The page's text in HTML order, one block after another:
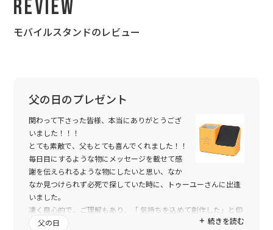
Review
モバイルスタンドのレビュー
父の日のプレゼント
関わって下さった皆様、本当にありがとうござ
いました！！！
とても素敵で、父もとても喜んでくれました！！
毎日目にするような物にメッセージを載せて感
謝を伝えられるような物にしたいと思い、なか
なか見つけられず必死で探していた時に、トゥーユーさんに出逢
いました。
凄く良心的で、ご理解もあり、「 気持ちを込めて創作した」と仰
られていたとおり丁寧で、あたたかい心が伝わってくるようでし
続きを読む
父の日